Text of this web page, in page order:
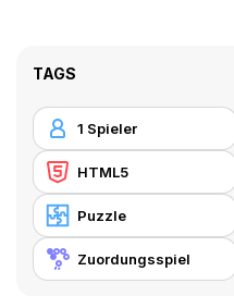
TAGS
1 Spieler
HTML5
Puzzle
Zuordungsspiel